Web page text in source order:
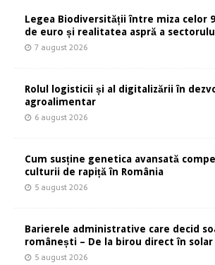
Legea Biodiversității între miza celor
de euro și realitatea aspră a
7 august 2026
Rolul logisticii și al digitalizării în
agroalimentar
6 august 2026
Cum susține genetica avansată
culturii de rapiță în România
5 august 2026
Barierele administrative care decid
românești – De la birou direct în solar
5 august 2026